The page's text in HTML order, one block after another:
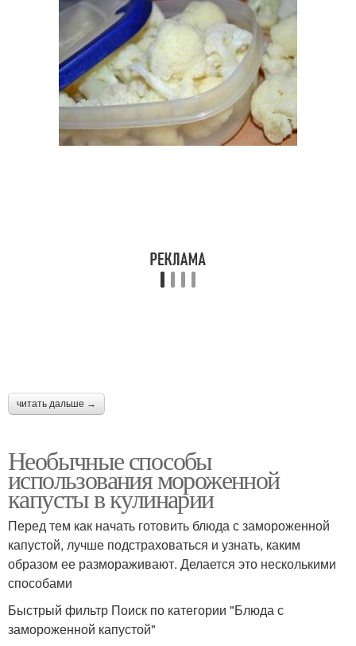
читать дальше →
Необычные способы
использования мороженной
капусты в кулинарии
Перед тем как начать готовить блюда с замороженной
капустой, лучше подстраховаться и узнать, каким
образом ее размораживают. Делается это несколькими
способами
Быстрый фильтр Поиск по категории "Блюда с
замороженной капустой"